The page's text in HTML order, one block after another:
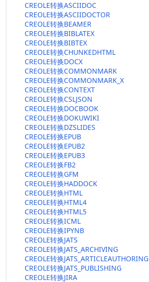
CREOLE转换ASCIIDOC
CREOLE转换ASCIIDOCTOR
CREOLE转换BEAMER
CREOLE转换BIBLATEX
CREOLE转换BIBTEX
CREOLE转换CHUNKEDHTML
CREOLE转换DOCX
CREOLE转换COMMONMARK
CREOLE转换COMMONMARK_X
CREOLE转换CONTEXT
CREOLE转换CSLJSON
CREOLE转换DOCBOOK
CREOLE转换DOKUWIKI
CREOLE转换DZSLIDES
CREOLE转换EPUB
CREOLE转换EPUB2
CREOLE转换EPUB3
CREOLE转换FB2
CREOLE转换GFM
CREOLE转换HADDOCK
CREOLE转换HTML
CREOLE转换HTML4
CREOLE转换HTML5
CREOLE转换ICML
CREOLE转换IPYNB
CREOLE转换JATS
CREOLE转换JATS_ARCHIVING
CREOLE转换JATS_ARTICLEAUTHORING
CREOLE转换JATS_PUBLISHING
CREOLE转换JIRA